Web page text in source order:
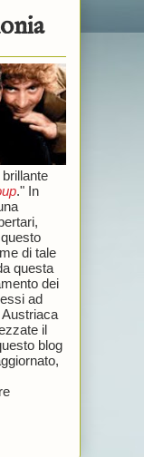
." In
di tale
questa
dei
ad
il
blog